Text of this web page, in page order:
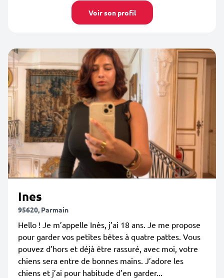
Voir son profil
Ines
95620, Parmain
Hello ! Je m’appelle Inès, j’ai 18 ans. Je me propose
pour garder vos petites bêtes à quatre pattes. Vous
pouvez d’hors et déjà être rassuré, avec moi, votre
chiens sera entre de bonnes mains. J’adore les
chiens et j’ai pour habitude d’en garder...